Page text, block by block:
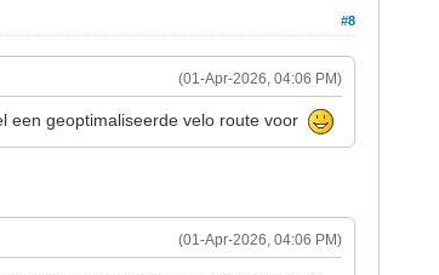
#8
(01-Apr-2026, 04:06 PM)
een geoptimaliseerde velo route voor
(01-Apr-2026, 04:06 PM)